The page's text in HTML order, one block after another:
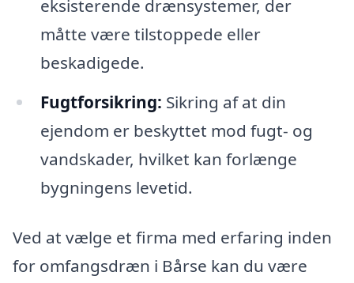
eksisterende drænsystemer, der
måtte være tilstoppede eller
beskadigede.
Fugtforsikring: Sikring af at din
ejendom er beskyttet mod fugt- og
vandskader, hvilket kan forlænge
bygningens levetid.
Ved at vælge et firma med erfaring inden
for omfangsdræn i Bårse kan du være